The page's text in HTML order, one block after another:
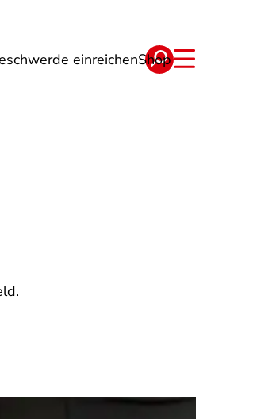
einreichenShop
Reise Verträge